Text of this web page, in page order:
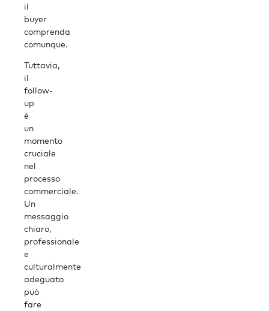
il
buyer
comprenda
comunque.
Tuttavia,
il
follow-
up
è
un
momento
cruciale
nel
processo
commerciale.
Un
messaggio
chiaro,
professionale
e
culturalmente
adeguato
può
fare